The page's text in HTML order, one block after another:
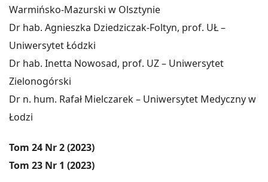
Warmińsko-Mazurski w Olsztynie
Dr hab. Agnieszka Dziedziczak-Foltyn, prof. UŁ –
Uniwersytet Łódzki
Dr hab. Inetta Nowosad, prof. UZ – Uniwersytet
Zielonogórski
Dr n. hum. Rafał Mielczarek – Uniwersytet Medyczny w
Łodzi
Tom 24 Nr 2 (2023)
Tom 23 Nr 1 (2023)